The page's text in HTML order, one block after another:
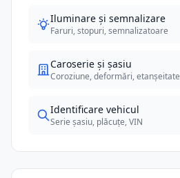
Iluminare și semnalizare
Faruri, stopuri, semnalizatoare
Caroserie și șasiu
Coroziune, deformări, etanșeitate
Identificare vehicul
Serie șasiu, plăcuțe, VIN